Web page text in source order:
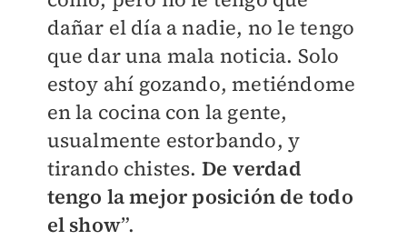
dañar el día a nadie, no le tengo
que dar una mala noticia. Solo
estoy ahí gozando, metiéndome
en la cocina con la gente,
usualmente estorbando, y
tirando chistes. De verdad
tengo la mejor posición de todo
el show”.